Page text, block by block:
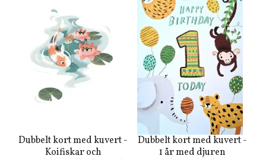
Dubbelt kort med kuvert -
Koifiskar och
Dubbelt kort med kuvert -
1 år med djuren